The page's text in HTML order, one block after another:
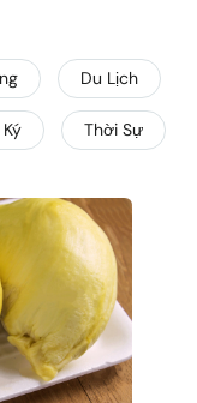
Du Lịch
Thời Sự